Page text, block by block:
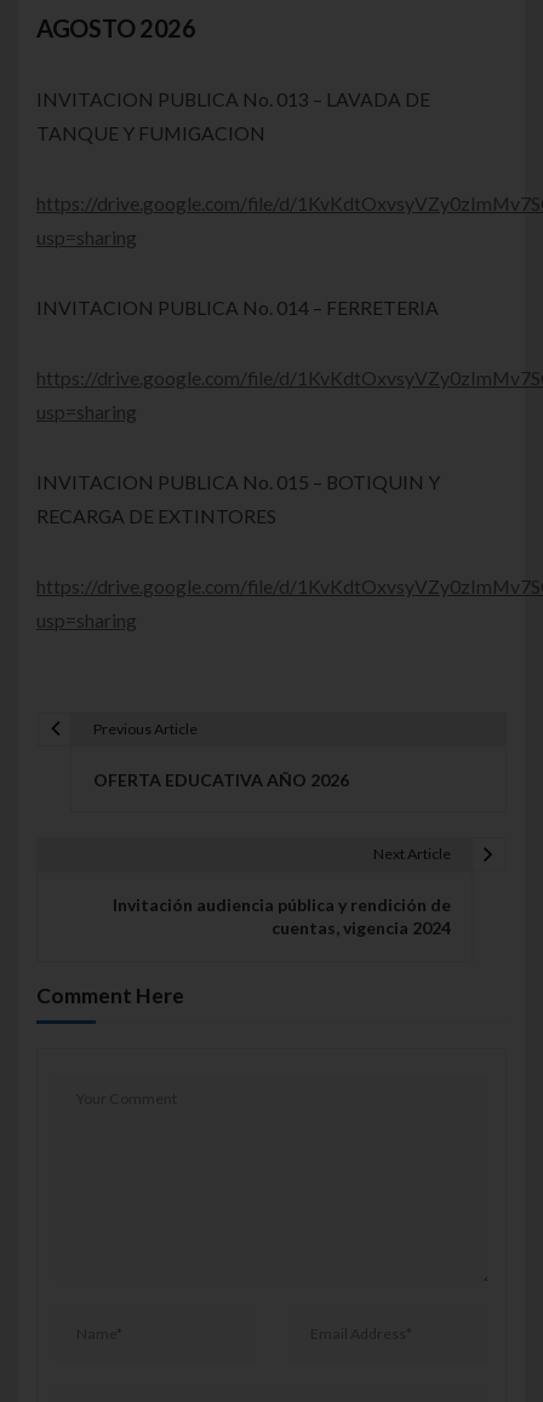
AGOSTO 2026
INVITACION PUBLICA No. 013 – LAVADA DE
TANQUE Y FUMIGACION
https://drive.google.com/file/d/
usp=sharing
INVITACION PUBLICA No. 014 – FERRETERIA
https://drive.google.com/file/d/
usp=sharing
INVITACION PUBLICA No. 015 – BOTIQUIN Y
RECARGA DE EXTINTORES
https://drive.google.com/file/d/
usp=sharing
Previous Article
OFERTA EDUCATIVA AÑO 2026
Next Article
Invitación audiencia pública y rendición de
cuentas, vigencia 2024
Comment Here